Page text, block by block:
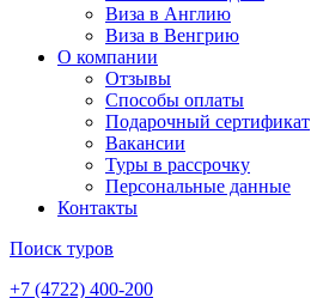
Виза в Англию
Виза в Венгрию
О компании
Отзывы
Способы оплаты
Подарочный сертификат
Вакансии
Туры в рассрочку
Персональные данные
Контакты
Поиск туров
+7 (4722) 400-200